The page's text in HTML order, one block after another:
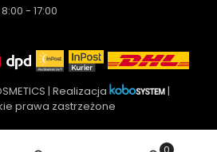
- 17:00
| Realizacja
|
prawa zastrzeżone